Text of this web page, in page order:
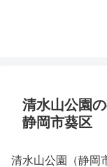
清水山公園
静岡市葵区
清水山公園（静岡